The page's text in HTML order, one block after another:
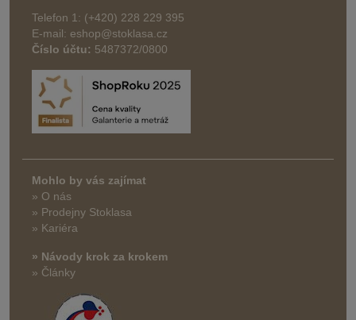
Telefon 1: (+420) 228 229 395
E-mail: eshop@stoklasa.cz
Číslo účtu: 5487372/0800
Mohlo by vás zajímat
» O nás
» Prodejny Stoklasa
» Kariéra
» Návody krok za krokem
» Články